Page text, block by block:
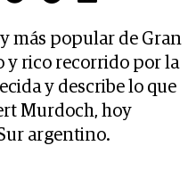
más popular de Gran
y rico recorrido por la
y describe lo que
Murdoch, hoy
argentino.